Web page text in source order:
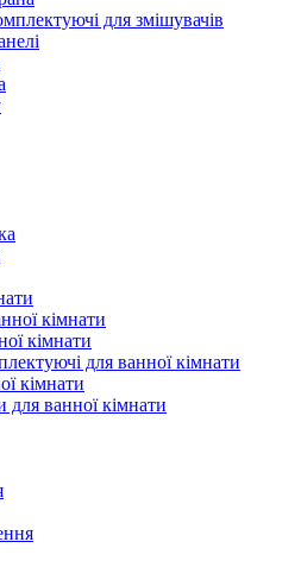
для змішувачів
кімнати
кімнати
для ванної кімнати
кімнати
ванної кімнати